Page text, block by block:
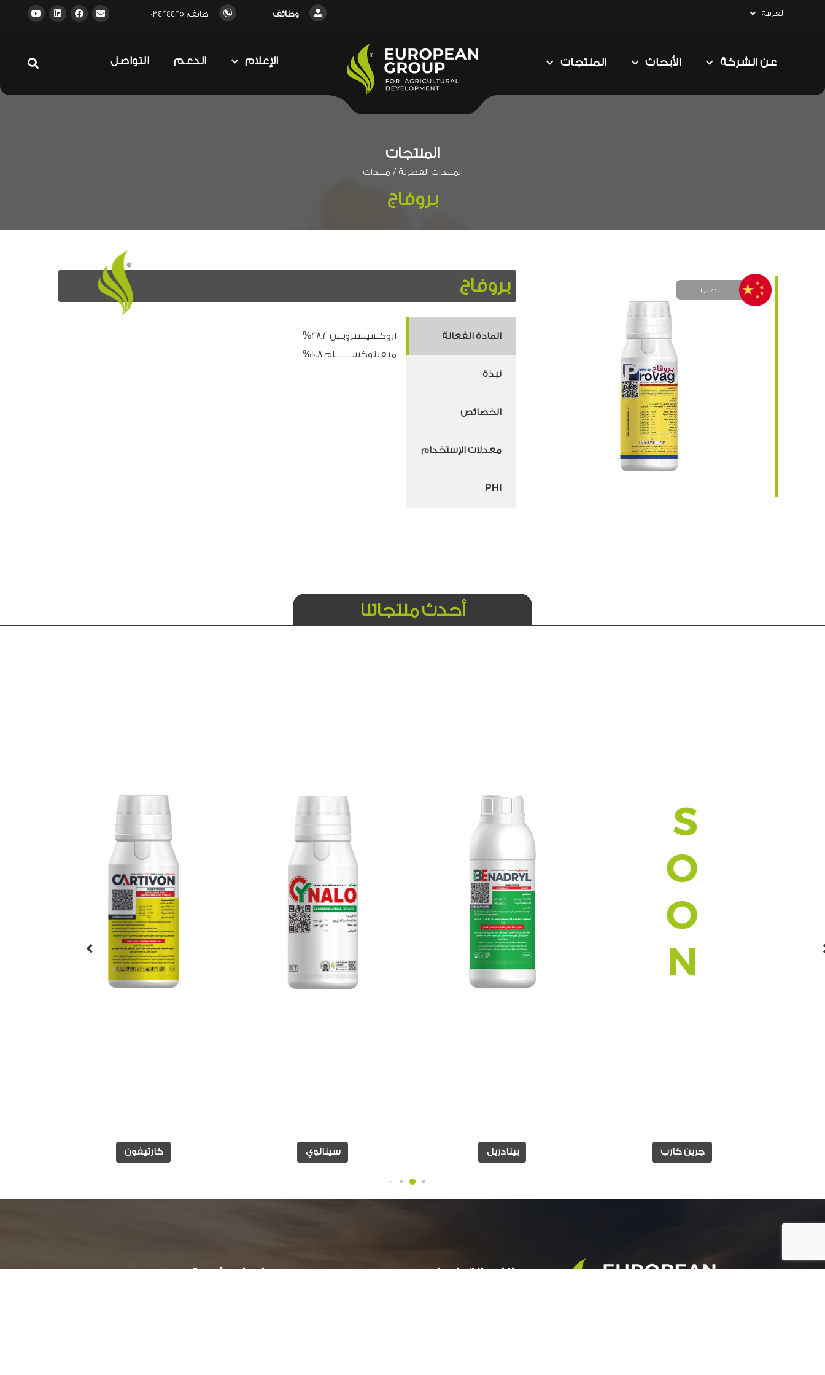
العربية وظائف هاتف: 034244251
عن الشركة الأبحاث المنتجات الإعلام الدعم التواصل
المنتجات
المبيدات الفطرية / مبيدات
بروفاج
الصين بروفاج
المادة الفعالة
نبذة
الخصائص
معدلات الإستخدام
PHI
ازوكسيستروبـين 28.2%
ميفينوكســـــــــام 10.8%
أحدث منتجاتنا
جرين كارب بينادريل سينالوي كارتيفون
بيانات التواصل: روابط مفيدة